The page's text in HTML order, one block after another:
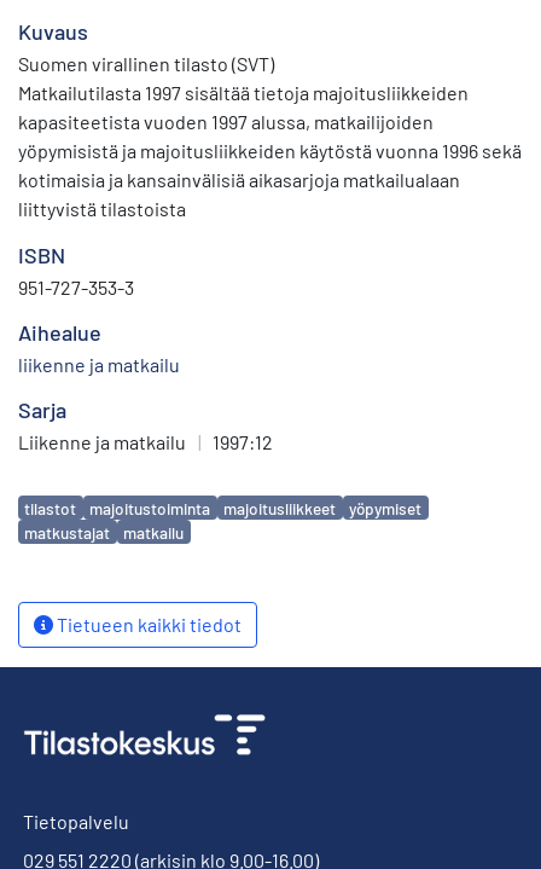
Kuvaus
Suomen virallinen tilasto (SVT)
Matkailutilasta 1997 sisältää tietoja majoitusliikkei­den
kapasiteetista vuoden 1997 alussa, matkailijoiden
yöpymisistä ja majoitusliikkeiden käy­töstä vuonna 1996 sekä
kotimaisia ja kansainvälisiä aikasarjoja matkailualaan
liittyvistä ti­lastoista
ISBN
951-727-353-3
Aihealue
liikenne ja matkailu
Sarja
Liikenne ja matkailu | 1997:12
Avainsanat
tilastot majoitustoiminta majoitusliikkeet
yöpymiset
matkustajat
matkailu
Tietueen kaikki tiedot
Tietopalvelu
029 551 2220 (arkisin klo 9.00-16.00)